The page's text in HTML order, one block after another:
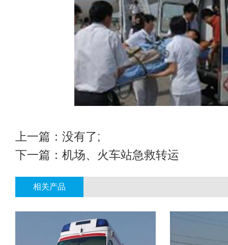
上一篇：没有了;
下一篇： 机场、火车站急救转运
相关产品